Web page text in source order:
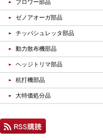
ブロワー部品
ゼノアオーガ部品
チッパシュレッタ部品
動力散布機部品
ヘッジトリマ部品
杭打機部品
大特価処分品